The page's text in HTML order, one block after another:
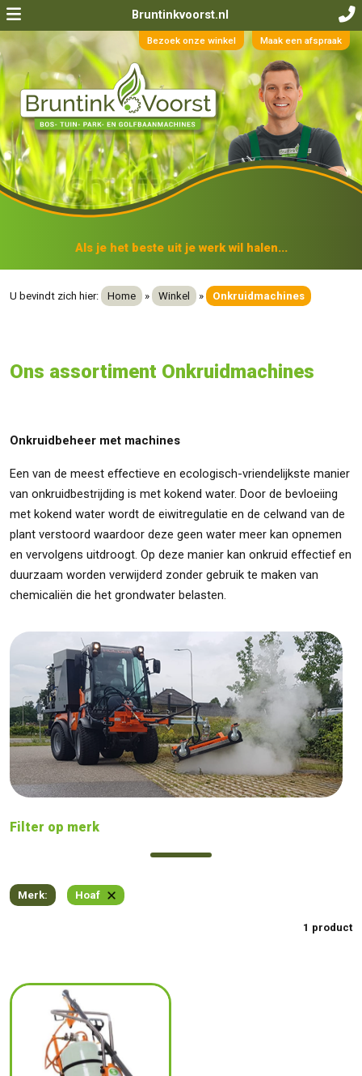
Bruntinkvoorst.nl
Bezoek onze winkel Maak een afspraak
Als je het beste uit je werk wil halen...
U bevindt zich hier: Home » Winkel » Onkruidmachines
Ons assortiment Onkruidmachines
Onkruidbeheer met machines
Een van de meest effectieve en ecologisch-vriendelijkste manier
van onkruidbestrijding is met kokend water. Door de bevloeiing
met kokend water wordt de eiwitregulatie en de celwand van de
plant verstoord waardoor deze geen water meer kan opnemen
en vervolgens uitdroogt. Op deze manier kan onkruid effectief en
duurzaam worden verwijderd zonder gebruik te maken van
chemicaliën die het grondwater belasten.
Filter op merk
Merk: Hoaf
1 product